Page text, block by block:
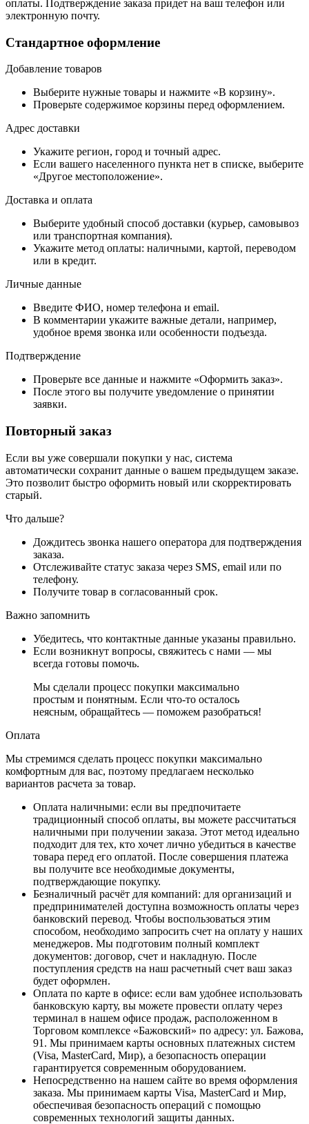
оплаты. Подтверждение заказа придет на ваш телефон или
электронную почту.
Стандартное оформление
Добавление товаров
Выберите нужные товары и нажмите «В корзину».
Проверьте содержимое корзины перед оформлением.
Адрес доставки
Укажите регион, город и точный адрес.
Если вашего населенного пункта нет в списке, выберите
«Другое местоположение».
Доставка и оплата
Выберите удобный способ доставки (курьер, самовывоз
или транспортная компания).
Укажите метод оплаты: наличными, картой, переводом
или в кредит.
Личные данные
Введите ФИО, номер телефона и email.
В комментарии укажите важные детали, например,
удобное время звонка или особенности подъезда.
Подтверждение
Проверьте все данные и нажмите «Оформить заказ».
После этого вы получите уведомление о принятии
заявки.
Повторный заказ
Если вы уже совершали покупки у нас, система
автоматически сохранит данные о вашем предыдущем заказе.
Это позволит быстро оформить новый или скорректировать
старый.
Что дальше?
Дождитесь звонка нашего оператора для подтверждения
заказа.
Отслеживайте статус заказа через SMS, email или по
телефону.
Получите товар в согласованный срок.
Важно запомнить
Убедитесь, что контактные данные указаны правильно.
Если возникнут вопросы, свяжитесь с нами — мы
всегда готовы помочь.
Мы сделали процесс покупки максимально
простым и понятным. Если что-то осталось
неясным, обращайтесь — поможем разобраться!
Оплата
Мы стремимся сделать процесс покупки максимально
комфортным для вас, поэтому предлагаем несколько
вариантов расчета за товар.
Оплата наличными: если вы предпочитаете
традиционный способ оплаты, вы можете рассчитаться
наличными при получении заказа. Этот метод идеально
подходит для тех, кто хочет лично убедиться в качестве
товара перед его оплатой. После совершения платежа
вы получите все необходимые документы,
подтверждающие покупку.
Безналичный расчёт для компаний: для организаций и
предпринимателей доступна возможность оплаты через
банковский перевод. Чтобы воспользоваться этим
способом, необходимо запросить счет на оплату у наших
менеджеров. Мы подготовим полный комплект
документов: договор, счет и накладную. После
поступления средств на наш расчетный счет ваш заказ
будет оформлен.
Оплата по карте в офисе: если вам удобнее использовать
банковскую карту, вы можете провести оплату через
терминал в нашем офисе продаж, расположенном в
Торговом комплексе «Бажовский» по адресу: ул. Бажова,
91. Мы принимаем карты основных платежных систем
(Visa, MasterCard, Мир), а безопасность операции
гарантируется современным оборудованием.
Непосредственно на нашем сайте во время оформления
заказа. Мы принимаем карты Visa, MasterCard и Мир,
обеспечивая безопасность операций с помощью
современных технологий защиты данных.